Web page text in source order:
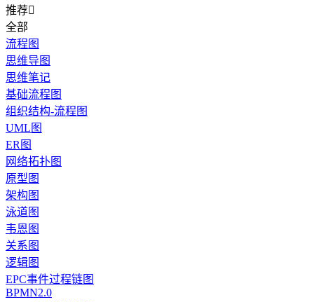
推荐
全部
流程图
思维导图
思维笔记
基础流程图
组织结构-流程图
UML图
ER图
网络拓扑图
原型图
架构图
泳道图
韦恩图
关系图
逻辑图
EPC事件过程链图
BPMN2.0